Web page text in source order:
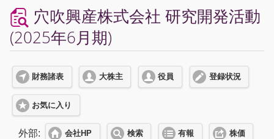
穴吹興産株式会社 研究開発活動
(2025年6月期)
財務諸表 大株主 役員 登録状況
お気に入り
外部: 会社HP 検索 有報 株価